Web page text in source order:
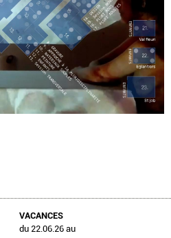
VACANCES
du 22.06.26 au